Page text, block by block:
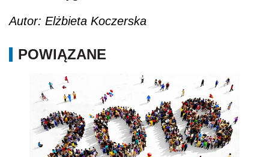
Autor: Elżbieta Koczerska
POWIĄZANE